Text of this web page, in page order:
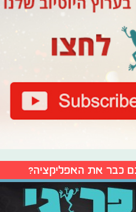
כבר את האפליקציה?